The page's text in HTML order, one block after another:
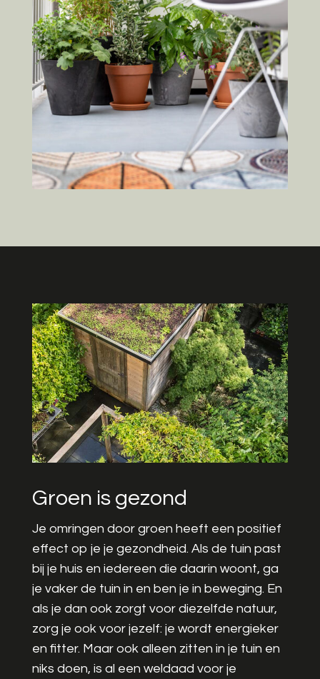
Groen is gezond
Je omringen door groen heeft een positief
effect op je je gezondheid. Als de tuin past
bij je huis en iedereen die daarin woont, ga
je vaker de tuin in en ben je in beweging. En
als je dan ook zorgt voor diezelfde natuur,
zorg je ook voor jezelf: je wordt energieker
en fitter. Maar ook alleen zitten in je tuin en
niks doen, is al een weldaad voor je